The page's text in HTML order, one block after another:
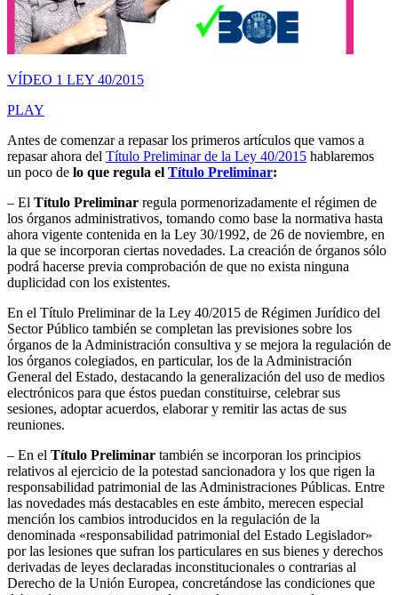
VÍDEO 1 LEY 40/2015
PLAY
Antes de comenzar a repasar los primeros artículos que vamos a
repasar ahora del Título Preliminar de la Ley 40/2015 hablaremos
un poco de lo que regula el Título Preliminar:
– El Título Preliminar regula pormenorizadamente el régimen de
los órganos administrativos, tomando como base la normativa hasta
ahora vigente contenida en la Ley 30/1992, de 26 de noviembre, en
la que se incorporan ciertas novedades. La creación de órganos sólo
podrá hacerse previa comprobación de que no exista ninguna
duplicidad con los existentes.
En el Título Preliminar de la Ley 40/2015 de Régimen Jurídico del
Sector Público también se completan las previsiones sobre los
órganos de la Administración consultiva y se mejora la regulación de
los órganos colegiados, en particular, los de la Administración
General del Estado, destacando la generalización del uso de medios
electrónicos para que éstos puedan constituirse, celebrar sus
sesiones, adoptar acuerdos, elaborar y remitir las actas de sus
reuniones.
– En el Título Preliminar también se incorporan los principios
relativos al ejercicio de la potestad sancionadora y los que rigen la
responsabilidad patrimonial de las Administraciones Públicas. Entre
las novedades más destacables en este ámbito, merecen especial
mención los cambios introducidos en la regulación de la
denominada «responsabilidad patrimonial del Estado Legislador»
por las lesiones que sufran los particulares en sus bienes y derechos
derivadas de leyes declaradas inconstitucionales o contrarias al
Derecho de la Unión Europea, concretándose las condiciones que